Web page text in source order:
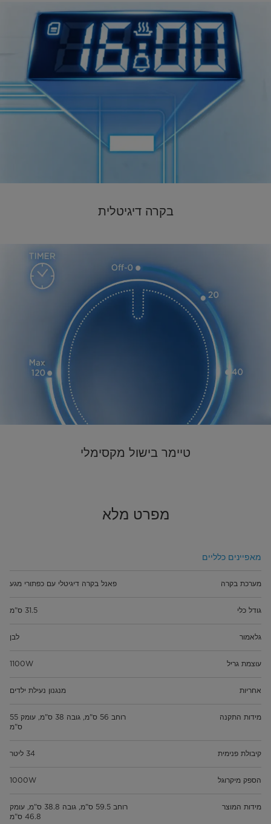
בקרה דיגיטלית
טיימר בישול מקסימלי
מפרט מלא
מאפיינים כלליים
מערכת בקרה פאנל בקרה דיגיטלי עם כפתורי מגע
גודל כלי 31.5 ס"מ
גלאמור לבן
עוצמת גריל 1100W
אחריות מנגנון נעילת ילדים
מידות התקנה
רוחב 56 ס"מ, גובה 38 ס"מ, עומק 55
ס"מ
קיבולת פנימית 34 ליטר
הספק מיקרוגל 1000W
מידות המוצר
רוחב 59.5 ס"מ, גובה 38.8 ס"מ, עומק
46.8 ס"מ